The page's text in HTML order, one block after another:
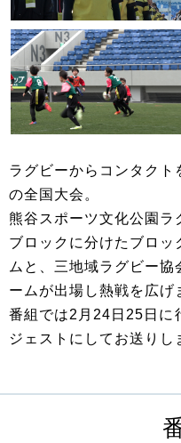
ラグビーからコンタク
の全国大会。
熊谷スポーツ文化公園
ブロックに分けたブロ
ムと、三地域ラグビー
ームが出場し熱戦を広げ
番組では2月24日25日に
ジェストにしてお送りし